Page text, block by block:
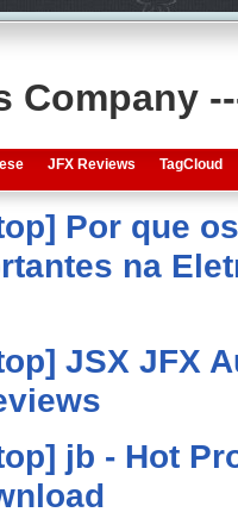
Company
JFX Reviews TagCloud
Por que
na
JSX JFX
jb - Hot